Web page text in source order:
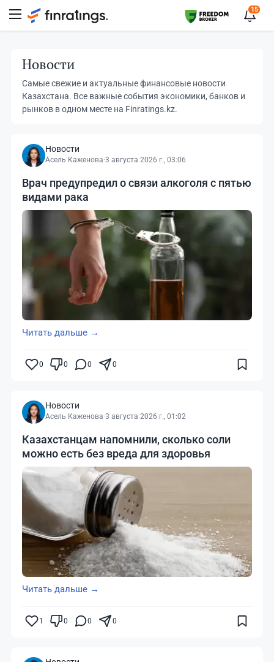
15
Новости
Самые свежие и актуальные финансовые новости
Казахстана. Все важные события экономики, банков и
рынков в одном месте на Finratings.kz.
Новости
Асель Каженова·3 августа 2026 г., 03:06
Врач предупредил о связи алкоголя с пятью
видами рака
Читать дальше →
0 0 0 0
Новости
Асель Каженова·3 августа 2026 г., 01:02
Казахстанцам напомнили, сколько соли
можно есть без вреда для здоровья
Читать дальше →
1 0 0 0